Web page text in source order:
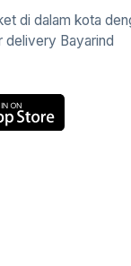
di dalam kota
delivery Bayarind